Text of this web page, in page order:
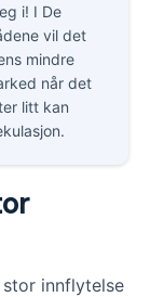
i! I De
vil det
mindre
når det
litt kan
innflytelse